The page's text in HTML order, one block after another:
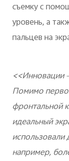
съемку с
уровень, а
пальцев на
<<Инновации
Помимо
фронтальной
идеальный
например,